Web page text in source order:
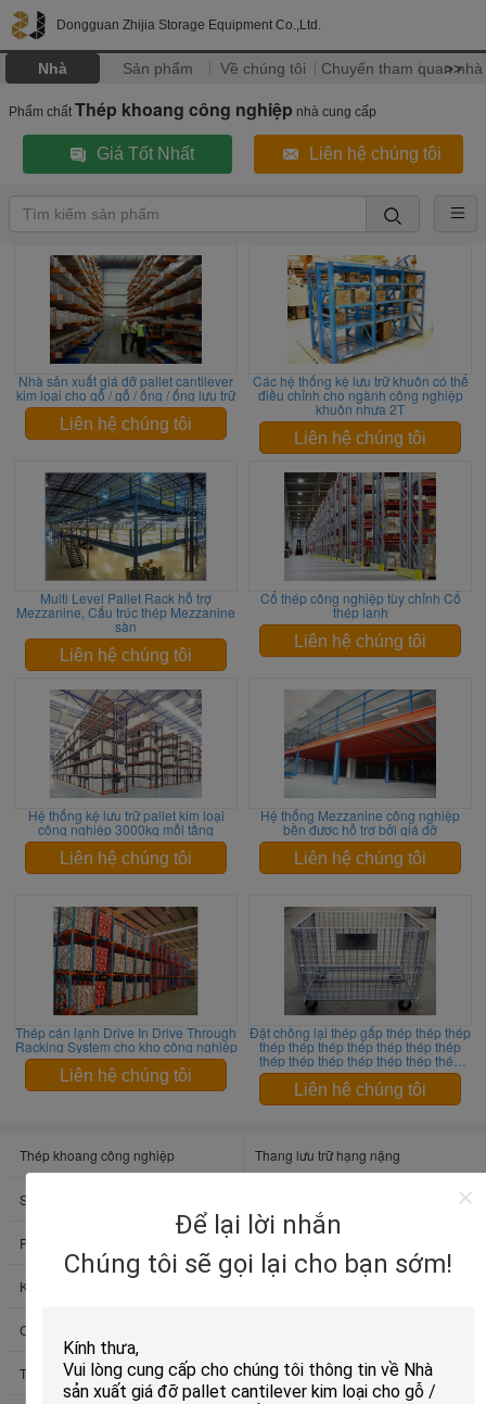
Dongguan Zhijia Storage Equipment Co.,Ltd.
Nhà Sản phẩm Về chúng tôi Chuyến tham quan nhà
>>
Để lại lời nhắn
Chúng tôi sẽ gọi lại cho bạn sớm!
Phẩm chất Thép khoang công nghiệp nhà cung cấp
Giá Tốt Nhất Liên hệ chúng tôi
Nhà sản xuất giá đỡ pallet cantilever
kim loại cho gỗ / gỗ / ống / ống lưu trữ
Liên hệ chúng tôi
Các hệ thống kệ lưu trữ khuôn có thể
điều chỉnh cho ngành công nghiệp
khuôn nhựa 2T
Liên hệ chúng tôi
Multi Level Pallet Rack hỗ trợ
Mezzanine, Cấu trúc thép Mezzanine
sàn
Liên hệ chúng tôi
Cổ thép công nghiệp tùy chỉnh Cổ
thép lạnh
Liên hệ chúng tôi
Hệ thống kệ lưu trữ pallet kim loại
công nghiệp 3000kg mỗi tầng
Liên hệ chúng tôi
Hệ thống Mezzanine công nghiệp
bền được hỗ trợ bởi giá đỡ
Liên hệ chúng tôi
Thép cán lạnh Drive In Drive Through
Racking System cho kho công nghiệp
Liên hệ chúng tôi
Đặt chồng lại thép gấp thép thép thép
thép thép thép thép thép thép thép
thép thép thép thép thép thép thép
thép thép thép thép thép thép thép
thép
Liên hệ chúng tôi
Thép khoang công nghiệp Thang lưu trữ hạng nặng
Sàn Mezzanine công nghiệp
Pallet thép hạng nặng
Kệ lưu trữ khuôn mẫu
Cantilever Pallet Racking
Thang lưu trữ hạng nhẹ
Di chuyển tủ tệp hệ thống kệ